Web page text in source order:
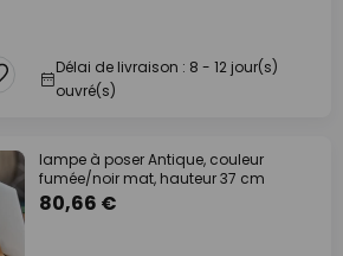
Délai de livraison : 8 - 12 jour(s)
ouvré(s)
lampe à poser Antique, couleur
fumée/noir mat, hauteur 37 cm
80,66 €